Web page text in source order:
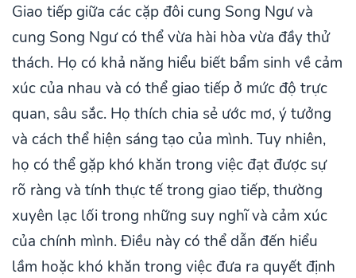
Giao tiếp giữa các cặp đôi cung Song Ngư và
cung Song Ngư có thể vừa hài hòa vừa đầy thử
thách. Họ có khả năng hiểu biết bẩm sinh về cảm
xúc của nhau và có thể giao tiếp ở mức độ trực
quan, sâu sắc. Họ thích chia sẻ ước mơ, ý tưởng
và cách thể hiện sáng tạo của mình. Tuy nhiên,
họ có thể gặp khó khăn trong việc đạt được sự
rõ ràng và tính thực tế trong giao tiếp, thường
xuyên lạc lối trong những suy nghĩ và cảm xúc
của chính mình. Điều này có thể dẫn đến hiểu
lầm hoặc khó khăn trong việc đưa ra quyết định